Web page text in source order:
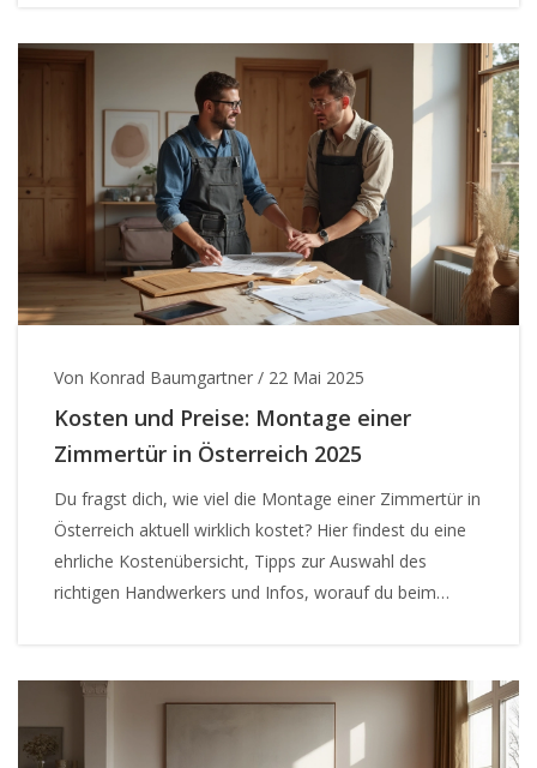
Von Konrad Baumgartner / 22 Mai 2025
Kosten und Preise: Montage einer
Zimmertür in Österreich 2025
Du fragst dich, wie viel die Montage einer Zimmertür in
Österreich aktuell wirklich kostet? Hier findest du eine
ehrliche Kostenübersicht, Tipps zur Auswahl des
richtigen Handwerkers und Infos, worauf du beim
beeinflussen Material, Türart und Region den Preis?
Erfahre, wie du bares Geld sparst und trotzdem eine